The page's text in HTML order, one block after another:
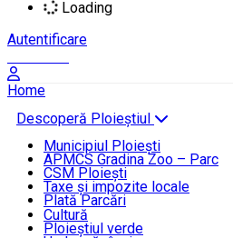
Loading
Autentificare
Home
Descoperă Ploieștiul
Agenda evenimentelor
Știri Primărie
Turist în Ploiești
Contact
Municipiul Ploiești
APMCS Gradina Zoo – Parc
CSM Ploiești
Taxe și impozite locale
Plată Parcări
Cultură
Ploieștiul verde